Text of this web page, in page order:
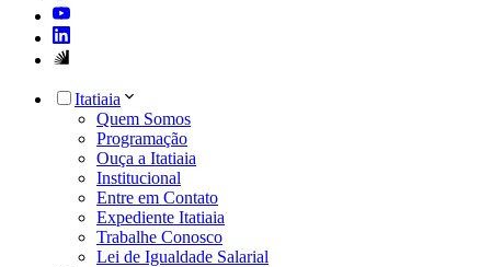
Itatiaia
Quem Somos
Programação
Ouça a Itatiaia
Institucional
Entre em Contato
Expediente Itatiaia
Trabalhe Conosco
Lei de Igualdade Salarial